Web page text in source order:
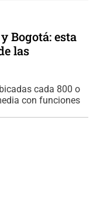
Bogotá: esta
las
cada 800 o
con funciones